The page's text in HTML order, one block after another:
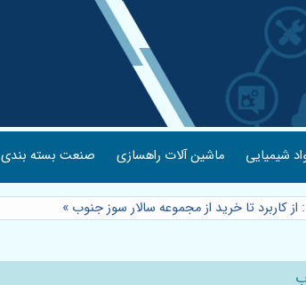
شیمیایی ماشین آلات راهسازی صنعت بسته بندی
کاربرد تا خرید از مجموعه سالار سوز جنوب »